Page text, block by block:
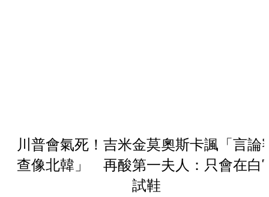
川普會氣死！吉米金莫奧斯卡諷「言論
查像北韓」 再酸第一夫人：只會在白
試鞋